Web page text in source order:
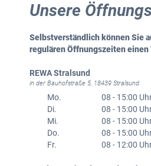
Unsere
Selbstverständlich können Sie
regulären Öffnungszeiten einen
REWA Stralsund
in der Bauhofstraße 5, 18439 Stralsund
Mo.
08 - 15:00
Di.
08 - 15:00
Mi.
08 - 15:00
Do.
08 - 15:00
Fr.
08 - 12:00